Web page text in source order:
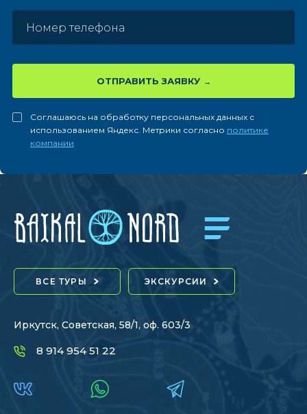
ОТПРАВИТЬ ЗАЯВКУ
Соглашаюсь на обработку персональных данных с
использованием Яндекс. Метрики согласно политике
компании
ВСЕ ТУРЫ ЭКСКУРСИИ
Иркутск, Советская, 58/1, оф. 603/3
8 914 954 51 22